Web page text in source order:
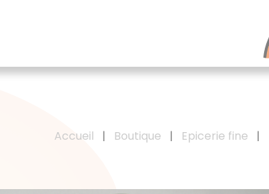
Accueil | Boutique | Epicerie fine |